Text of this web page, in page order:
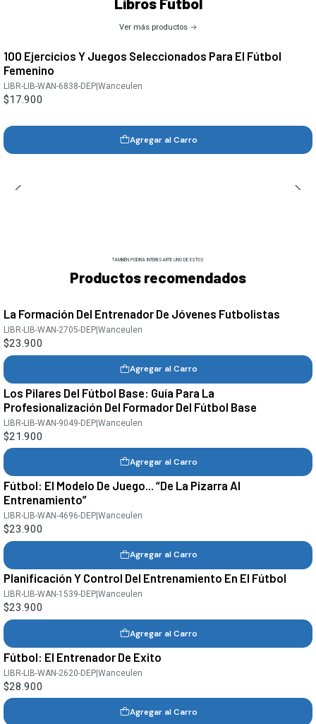
Ver más productos
100 Ejercicios Y Juegos Seleccionados Para El Fútbol
Femenino
LIBR-LIB-WAN-6838-DEP |Wanceulen
$17.900
Agregar al Carro
TAMBIÉN PODRÍA INTERESARTE UNO DE ESTOS
Productos recomendados
La Formación Del Entrenador De Jóvenes Futbolistas
LIBR-LIB-WAN-2705-DEP |Wanceulen
$23.900
Agregar al Carro
Los Pilares Del Fútbol Base: Guía Para La
Profesionalización Del Formador Del Fútbol Base
LIBR-LIB-WAN-9049-DEP|Wanceulen
$21.900
Agregar al Carro
Fútbol: El Modelo De Juego... “De La Pizarra Al
Entrenamiento”
LIBR-LIB-WAN-4696-DEP |Wanceulen
$23.900
Agregar al Carro
Planificación Y Control Del Entrenamiento En El Fútbol
LIBR-LIB-WAN-1539-DEP |Wanceulen
$23.900
Agregar al Carro
Fútbol: El Entrenador De Exito
LIBR-LIB-WAN-2620-DEP|Wanceulen
$28.900
Agregar al Carro